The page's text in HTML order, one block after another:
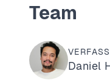
Team
Daniel